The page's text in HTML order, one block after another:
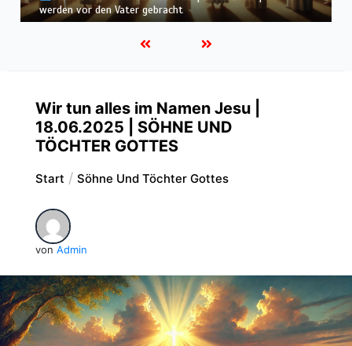
befunden – wir werden in Weiß wandeln
Wir tun alles im Namen Jesu |
18.06.2025 | SÖHNE UND
TÖCHTER GOTTES
Start Söhne Und Töchter Gottes
von Admin